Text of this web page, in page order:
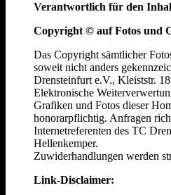
Verantwortlich für den
Copyright © auf Fotos und
Das Copyright sämtlicher
soweit nicht anders
Drensteinfurt e.V., Kleiststr.
Elektronische
Grafiken und Fotos dieser
honorarpflichtig. Anfragen
Internetreferenten des TC
Hellenkemper.
Zuwiderhandlungen werden
Link-Disclaimer: